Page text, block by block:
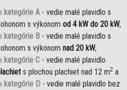
kategórie A - vedie malé plavidlo s
s výkonom od 4 kW do 20 kW,
kategórie B - vedie malé plavidlo s
s výkonom nad 20 kW,
kategórie C - vedie malé plavidlo
s plochou plachiet nad 12 m2 a
kategórie D - vedie malé plavidlo bez